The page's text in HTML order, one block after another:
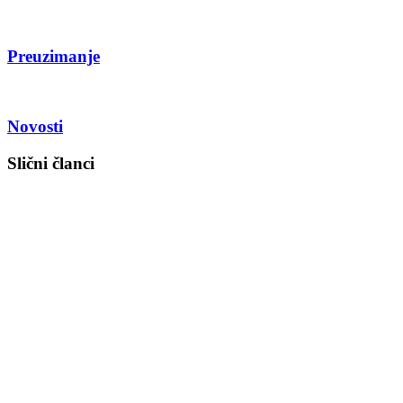
Preuzimanje
Novosti
Slični članci